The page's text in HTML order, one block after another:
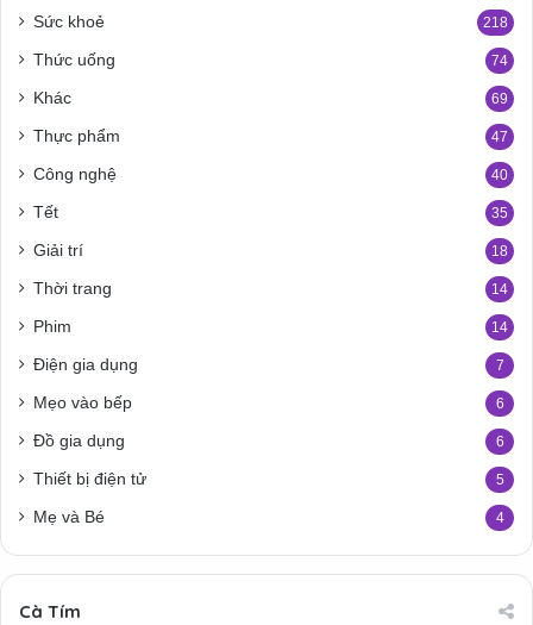
Sức khoẻ 218
Thức uống 74
Khác 69
Thực phẩm 47
Công nghệ 40
Tết 35
Giải trí 18
Thời trang 14
Phim 14
Điện gia dụng 7
Mẹo vào bếp 6
Đồ gia dụng 6
Thiết bị điện tử 5
Mẹ và Bé 4
Cà Tím